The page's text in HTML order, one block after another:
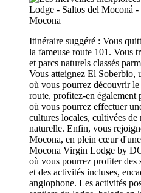
Itinéraire suggéré : Vous
la fameuse route 101. Vous
et parcs naturels classés
Vous atteignez El Soberbio,
où vous pourrez découvrir le
route, profitez-en également
où vous pourrez effectuer
cultures locales, cultivées
naturelle. Enfin, vous
Mocona, en plein cœur
Mocona Virgin Lodge by
où vous pourrez profiter des
et des activités incluses,
anglophone. Les activités